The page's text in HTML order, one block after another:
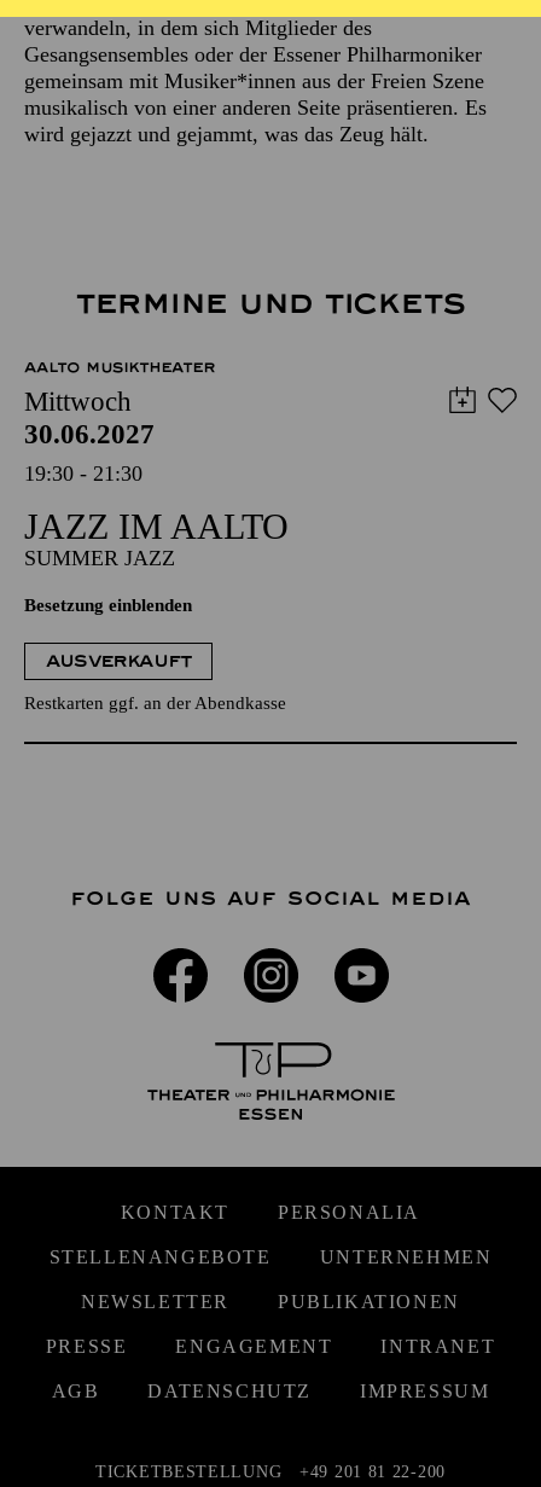
verwandeln, in dem sich Mitglieder des
Gesangsensembles oder der Essener Philharmoniker
gemeinsam mit Musiker*innen aus der Freien Szene
musikalisch von einer anderen Seite präsentieren. Es
wird gejazzt und gejammt, was das Zeug hält.
TERMINE UND TICKETS
AALTO MUSIKTHEATER
Mittwoch
30.06.2027
19:30 - 21:30
JAZZ IM AALTO
SUMMER JAZZ
Besetzung einblenden
AUSVERKAUFT
Restkarten ggf. an der Abendkasse
FOLGE UNS AUF SOCIAL MEDIA
KONTAKT PERSONALIA
STELLENANGEBOTE UNTERNEHMEN
NEWSLETTER PUBLIKATIONEN
PRESSE ENGAGEMENT INTRANET
AGB DATENSCHUTZ IMPRESSUM
TICKETBESTELLUNG +49 201 81 22-200